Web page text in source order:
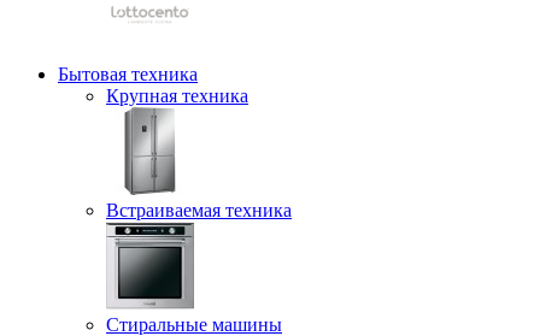
Бытовая техника
Крупная техника
Встраиваемая техника
Стиральные машины